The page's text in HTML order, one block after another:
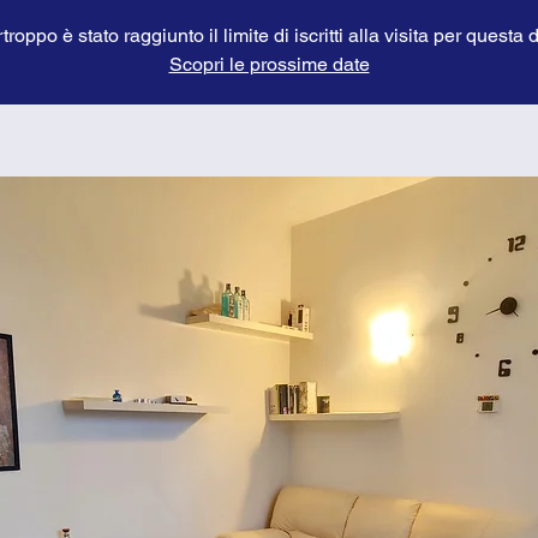
è stato raggiunto il limite di iscritti alla visita per questa
Scopri le prossime date